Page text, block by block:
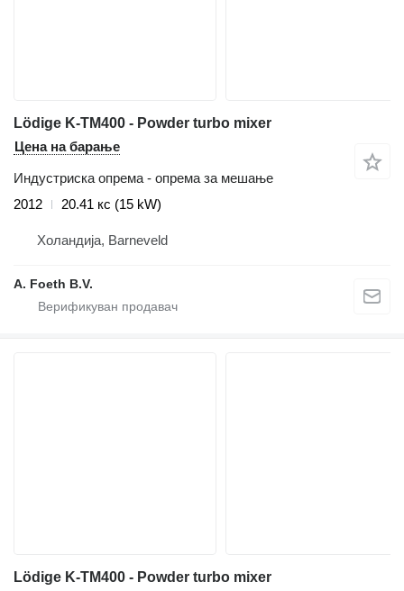
Lödige K-TM400 - Powder turbo mixer
Цена на барање
Индустриска опрема - опрема за мешање
2012
20.41 кс (15 kW)
Холандија, Barneveld
A. Foeth B.V.
Lödige K-TM400 - Powder turbo mixer